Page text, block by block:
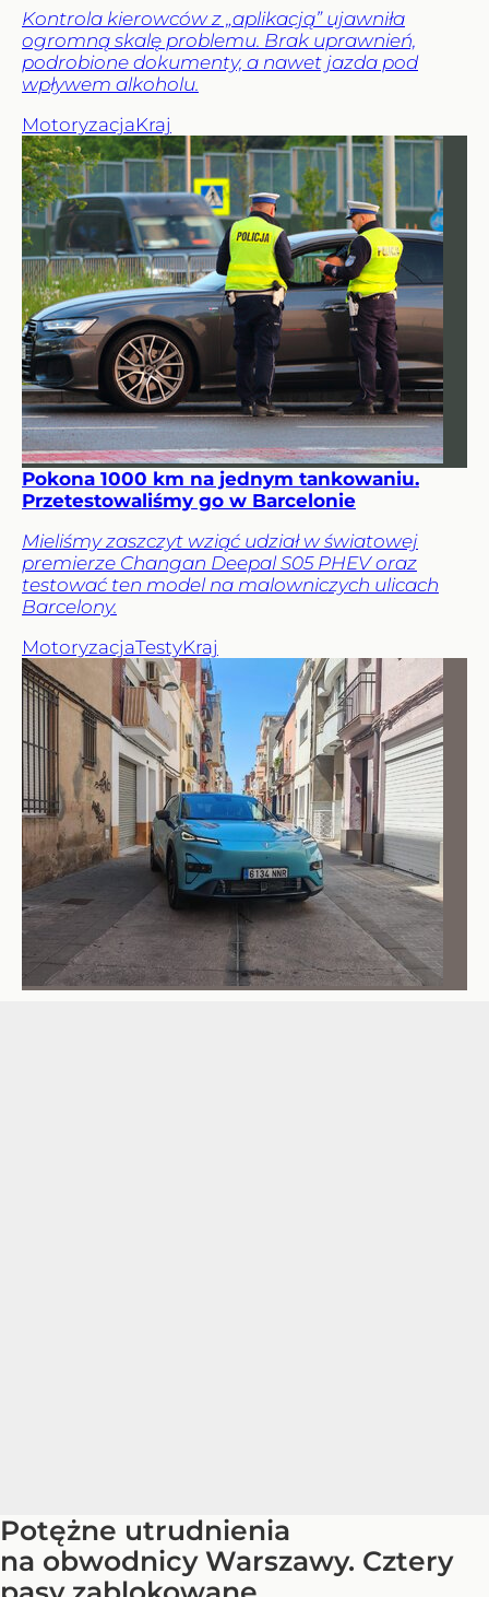
Kontrola kierowców z „aplikacją” ujawniła
ogromną skalę problemu. Brak uprawnień,
podrobione dokumenty, a nawet jazda pod
wpływem alkoholu.
MotoryzacjaKraj
Pokona 1000 km na jednym tankowaniu.
Przetestowaliśmy go w Barcelonie
Mieliśmy zaszczyt wziąć udział w światowej
premierze Changan Deepal S05 PHEV oraz
testować ten model na malowniczych ulicach
Barcelony.
MotoryzacjaTestyKraj
Potężne utrudnienia
na obwodnicy Warszawy. Cztery